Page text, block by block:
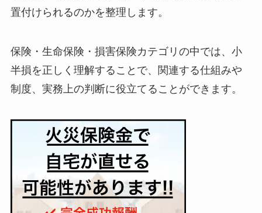
置付けられるのかを整理します。
保険・生命保険・損害保険カテゴリの中では、小
半損を正しく理解することで、関連する仕組みや
制度、実務上の判断に役立てることができます。